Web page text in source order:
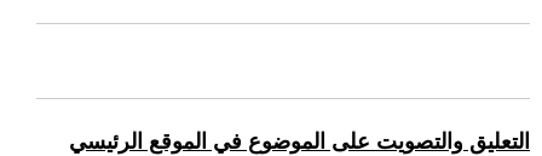
التعليق والتصويت على الموضوع في الموقع الرئيسي